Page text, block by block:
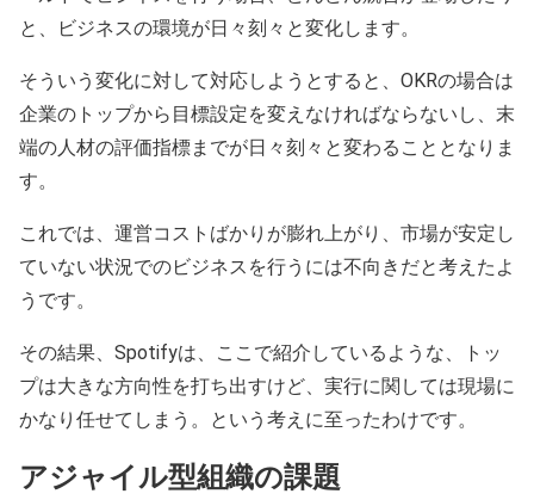
と、ビジネスの環境が日々刻々と変化します。
そういう変化に対して対応しようとすると、OKRの場合は
企業のトップから目標設定を変えなければならないし、末
端の人材の評価指標までが日々刻々と変わることとなりま
す。
これでは、運営コストばかりが膨れ上がり、市場が安定し
ていない状況でのビジネスを行うには不向きだと考えたよ
うです。
その結果、Spotifyは、ここで紹介しているような、トッ
プは大きな方向性を打ち出すけど、実行に関しては現場に
かなり任せてしまう。という考えに至ったわけです。
アジャイル型組織の課題